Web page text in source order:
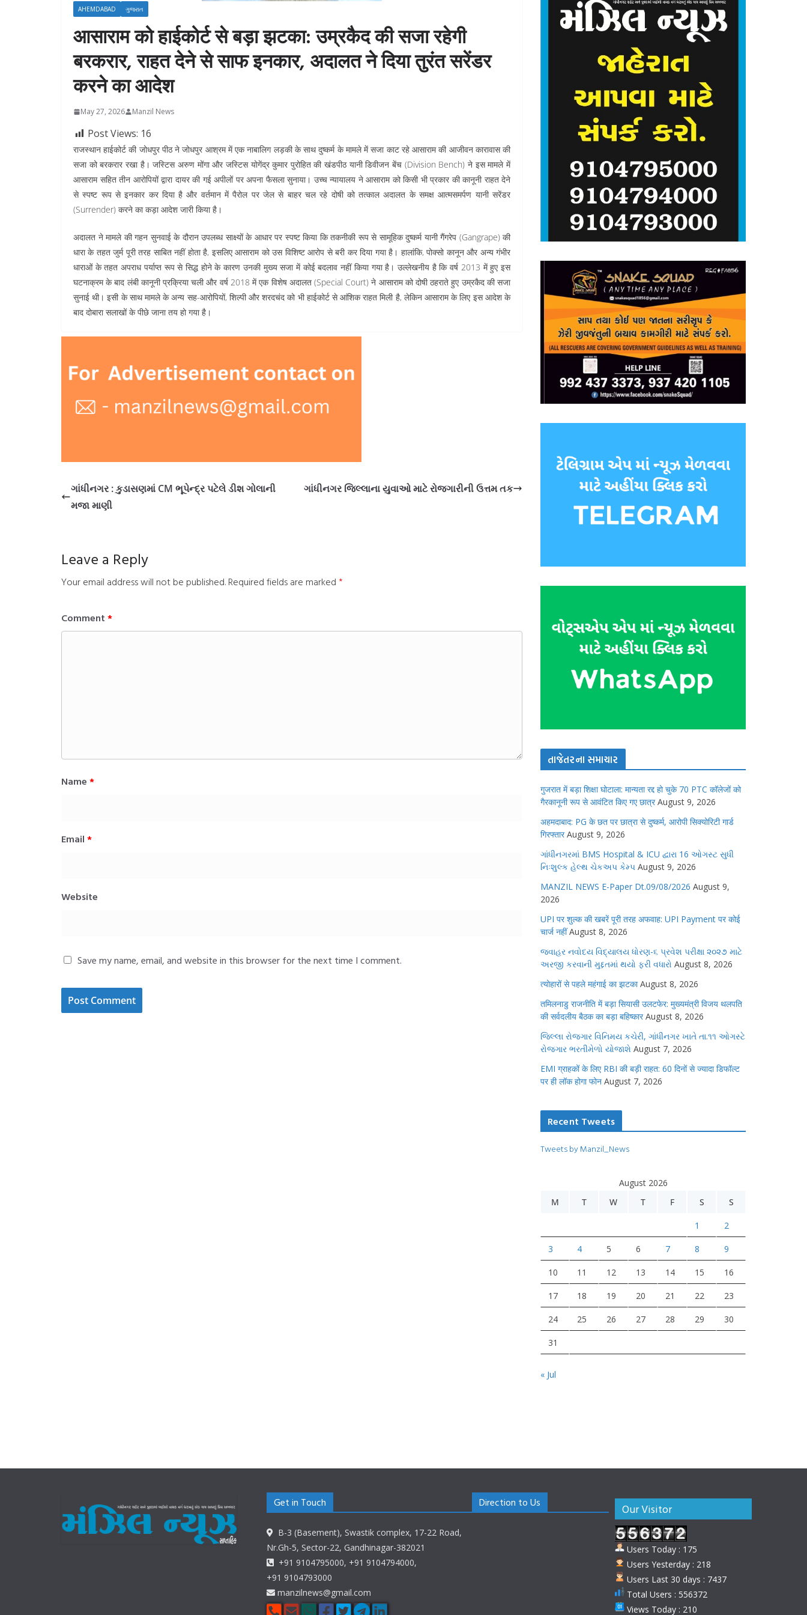
AHEMDABAD ગુજરાત
आसाराम को हाईकोर्ट से बड़ा झटका: उम्रकैद की सजा रहेगी
बरकरार, राहत देने से साफ इनकार, अदालत ने दिया तुरंत सरेंडर
करने का आदेश
May 27, 2026 Manzil News
Post Views: 16
राजस्थान हाईकोर्ट की जोधपुर पीठ ने जोधपुर आश्रम में एक नाबालिग लड़की के साथ दुष्कर्म के मामले में सजा काट रहे आसाराम की आजीवन कारावास की
सजा को बरकरार रखा है। जस्टिस अरुण मोंगा और जस्टिस योगेंद्र कुमार पुरोहित की खंडपीठ यानी डिवीजन बेंच (Division Bench) ने इस मामले में
आसाराम सहित तीन आरोपियों द्वारा दायर की गई अपीलों पर अपना फैसला सुनाया। उच्च न्यायालय ने आसाराम को किसी भी प्रकार की कानूनी राहत देने
से स्पष्ट रूप से इनकार कर दिया है और वर्तमान में पैरोल पर जेल से बाहर चल रहे दोषी को तत्काल अदालत के समक्ष आत्मसमर्पण यानी सरेंडर
(Surrender) करने का कड़ा आदेश जारी किया है।
अदालत ने मामले की गहन सुनवाई के दौरान उपलब्ध साक्ष्यों के आधार पर स्पष्ट किया कि तकनीकी रूप से सामूहिक दुष्कर्म यानी गैंगरेप (Gangrape) की
धारा के तहत जुर्म पूरी तरह साबित नहीं होता है, इसलिए आसाराम को उस विशिष्ट आरोप से बरी कर दिया गया है। हालांकि, पोक्सो कानून और अन्य गंभीर
धाराओं के तहत अपराध पर्याप्त रूप से सिद्ध होने के कारण उनकी मुख्य सजा में कोई बदलाव नहीं किया गया है। उल्लेखनीय है कि वर्ष 2013 में हुए इस
घटनाक्रम के बाद लंबी कानूनी प्रक्रिया चली और वर्ष 2018 में एक विशेष अदालत (Special Court) ने आसाराम को दोषी ठहराते हुए उम्रकैद की सजा
सुनाई थी। इसी के साथ मामले के अन्य सह-आरोपियों, शिल्पी और शरदचंद को भी हाईकोर्ट से आंशिक राहत मिली है, लेकिन आसाराम के लिए इस आदेश के
बाद दोबारा सलाखों के पीछे जाना तय हो गया है।
ગાંધીનગર : કુડાસણમાં CM ભૂપેન્દ્ર પટેલે ડીશ ગોલાની
મજા માણી
ગાંધીનગર જિલ્લાના યુવાઓ માટે રોજગારીની ઉત્તમ તક
Leave a Reply
Your email address will not be published. Required fields are marked *
Comment *
Name *
Email *
Website
Save my name, email, and website in this browser for the next time I comment.
તાજેતરના સમાચાર
गुजरात में बड़ा शिक्षा घोटाला: मान्यता रद्द हो चुके 70 PTC कॉलेजों को
गैरकानूनी रूप से आवंटित किए गए छात्र August 9, 2026
अहमदाबाद: PG के छत पर छात्रा से दुष्कर्म, आरोपी सिक्योरिटी गार्ड
गिरफ्तार August 9, 2026
ગાંધીનગરમાં BMS Hospital & ICU દ્વારા 16 ઓગસ્ટ સુધી
નિઃશુલ્ક હેલ્થ ચેકઅપ કેમ્પ August 9, 2026
MANZIL NEWS E-Paper Dt.09/08/2026 August 9,
2026
UPI पर शुल्क की खबरें पूरी तरह अफवाह: UPI Payment पर कोई
चार्ज नहीं August 8, 2026
જવાહર નવોદય વિદ્યાલય ધોરણ-૬ પ્રવેશ પરીક્ષા ૨૦૨૭ માટે
અરજી કરવાની મુદ્દતમાં થયો ફરી વધારો August 8, 2026
त्योहारों से पहले महंगाई का झटका August 8, 2026
तमिलनाडु राजनीति में बड़ा सियासी उलटफेर: मुख्यमंत्री विजय थलपति
की सर्वदलीय बैठक का बड़ा बहिष्कार August 8, 2026
જિલ્લા રોજગાર વિનિમય કચેરી, ગાંધીનગર ખાતે તા.૧૧ ઓગસ્ટે
રોજગાર ભરતીમેળો યોજાશે August 7, 2026
EMI ग्राहकों के लिए RBI की बड़ी राहत: 60 दिनों से ज्यादा डिफॉल्ट
पर ही लॉक होगा फोन August 7, 2026
Recent Tweets
Tweets by Manzil_News
August 2026
M
T W T F S S
1 2
3 4 5 6 7 8 9
10 11 12 13 14 15 16
17 18 19 20 21 22 23
24 25 26 27 28 29 30
31
« Jul
Get in Touch
B-3 (Basement), Swastik complex, 17-22 Road,
Nr.Gh-5, Sector-22, Gandhinagar-382021
+91 9104795000, +91 9104794000,
+91 9104793000
manzilnews@gmail.com
Direction to Us Our Visitor
Users Today : 175
Users Yesterday : 218
Users Last 30 days : 7437
Total Users : 556372
Views Today : 210